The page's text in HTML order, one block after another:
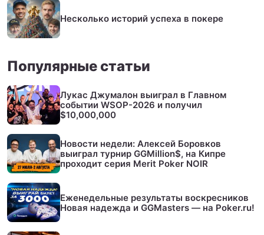
Несколько историй успеха в покере
Популярные статьи
Лукас Джумалон выиграл в Главном
событии WSOP-2026 и получил
$10,000,000
Новости недели: Алексей Боровков
выиграл турнир GGMillion$, на Кипре
проходит серия Merit Poker NOIR
Еженедельные результаты воскресников
Новая надежда и GGMasters — на Poker.ru!